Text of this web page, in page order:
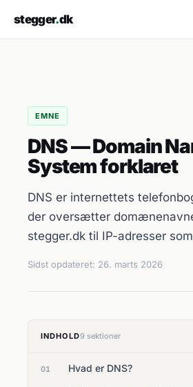
stegger.dk
EMNE
DNS — Domain
System forklaret
DNS er internettets
der oversætter
stegger.dk til IP-adresser
Sidst opdateret: 26. marts 2026
INDHOLD9 sektioner
01 Hvad er DNS?